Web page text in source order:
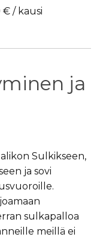
€ / kausi
ja
Sulkikseen,
ja sovi
sulkapalloa
meillä ei